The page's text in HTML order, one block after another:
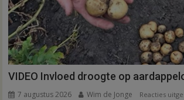
VIDEO Invloed droogte op
7 augustus 2026 Wim de Jonge Reacties